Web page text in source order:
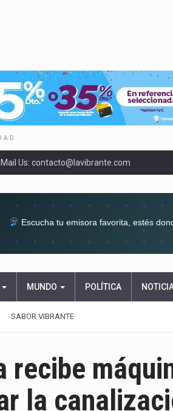
Mail Us: contacto@lavibrante.com
Escucha tu emisora favorita, estés
MUNDO POLÍTICA
SABOR VIBRANTE
recibe
la